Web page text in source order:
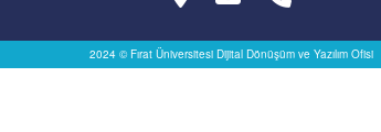
2024 © Fırat Üniversitesi Dijital Dönüşüm ve Yazılım Ofisi